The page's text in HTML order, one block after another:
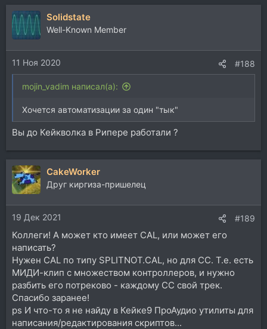
Solidstate
Well-Known Member
11 Ноя 2020 #188
mojin_vadim написал(а):
Хочется автоматизации за один "тык"
Вы до Кейкволка в Рипере работали ?
CakeWorker
Друг киргиза-пришелец
19 Дек 2021 #189
Коллеги! А может кто имеет CAL, или может его
написать?
Нужен CAL по типу SPLITNOT.CAL, но для СС. Т.е. есть
МИДИ-клип с множеством контроллеров, и нужно
разбить его потреково - каждому СС свой трек.
Спасибо заранее!
ps И что-то я не найду в Кейке9 ПроАудио утилиты для
написания/редактирования скриптов...